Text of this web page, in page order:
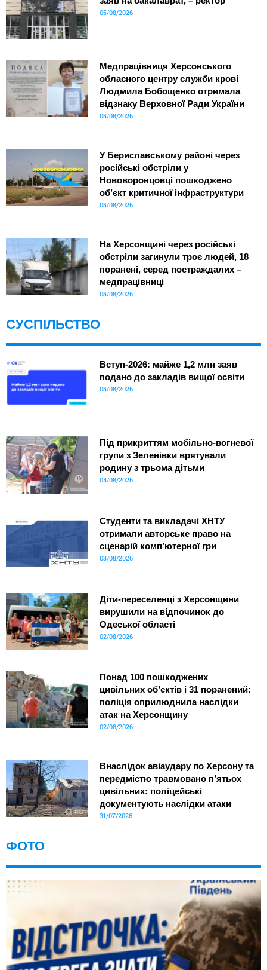
05/08/2026
Медпрацівниця Херсонського
обласного центру служби крові
Людмила Бобощенко отримала
відзнаку Верховної Ради України
05/08/2026
У Бериславському районі через
російські обстріли у
Нововоронцовці пошкоджено
об’єкт критичної інфраструктури
05/08/2026
На Херсонщині через російські
обстріли загинули троє людей, 18
поранені, серед постраждалих –
медпрацівниці
05/08/2026
СУСПІЛЬСТВО
Вступ-2026: майже 1,2 млн заяв
подано до закладів вищої освіти
05/08/2026
Під прикриттям мобільно-вогневої
групи з Зеленівки врятували
родину з трьома дітьми
04/08/2026
Студенти та викладачі ХНТУ
отримали авторське право на
сценарій комп’ютерної гри
03/08/2026
Діти-переселенці з Херсонщини
вирушили на відпочинок до
Одеської області
02/08/2026
Понад 100 пошкоджених
цивільних об’єктів і 31 поранений:
поліція оприлюднила наслідки
атак на Херсонщину
02/08/2026
Внаслідок авіаудару по Херсону та
передмістю травмовано п’ятьох
цивільних: поліцейські
документують наслідки атаки
31/07/2026
ФОТО